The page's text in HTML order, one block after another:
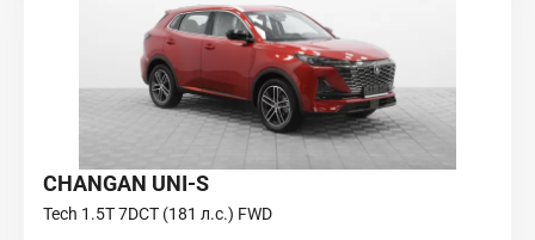
CHANGAN UNI-S
Tech 1.5T 7DCT (181 л.с.) FWD